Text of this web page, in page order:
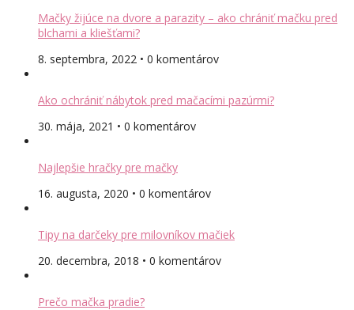
Mačky žijúce na dvore a parazity – ako chrániť mačku pred
blchami a kliešťami?
8. septembra, 2022 • 0 komentárov
Ako ochrániť nábytok pred mačacími pazúrmi?
30. mája, 2021 • 0 komentárov
Najlepšie hračky pre mačky
16. augusta, 2020 • 0 komentárov
Tipy na darčeky pre milovníkov mačiek
20. decembra, 2018 • 0 komentárov
Prečo mačka pradie?